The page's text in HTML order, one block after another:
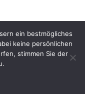
ein bestmögliches
keine persönlichen
stimmen Sie der